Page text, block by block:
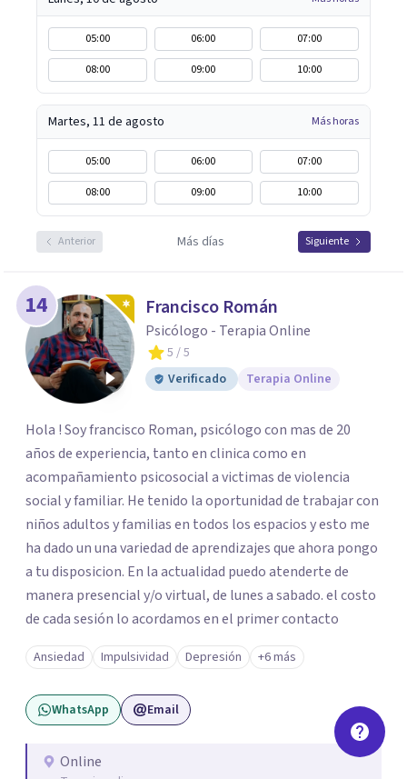
05:00 06:00
07:00
08:00
09:00 10:00
Martes, 11 de agosto Más horas
05:00 06:00
07:00
08:00
09:00 10:00
Anterior Más días Siguiente
14 Francisco Román
Psicólogo - Terapia Online
5 / 5
Verificado
Terapia Online
Hola ! Soy francisco Roman, psicólogo con mas de 20
años de experiencia, tanto en clinica como en
acompañamiento psicosocial a victimas de violencia
social y familiar. He tenido la oportunidad de trabajar con
niños adultos y familias en todos los espacios y esto me
ha dado un una variedad de aprendizajes que ahora pongo
a tu disposicion. En la actualidad puedo atenderte de
manera presencial y/o virtual, de lunes a sabado. el costo
de cada sesión lo acordamos en el primer contacto
Ansiedad Impulsividad Depresión +6 más
WhatsApp Email
Online